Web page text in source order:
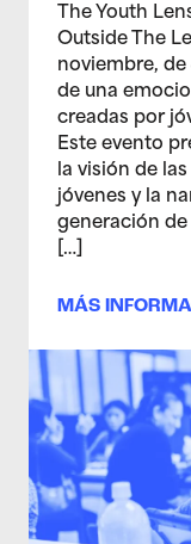
The Youth
Outside The
noviembre,
de una
creadas por
Este evento
la visión de
jóvenes y la
generación de
[…]
MÁS
>Estudio de